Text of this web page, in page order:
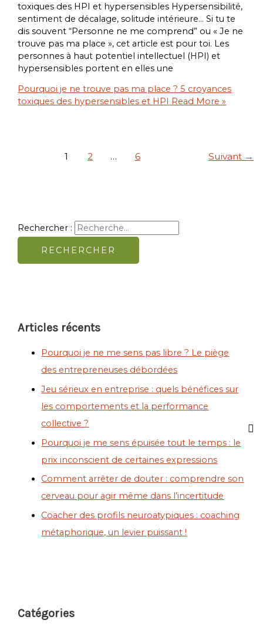
toxiques des HPI et hypersensibles Hypersensibilité,
sentiment de décalage, solitude intérieure… Si tu te
dis souvent “Personne ne me comprend” ou « Je ne
trouve pas ma place », cet article est pour toi. Les
personnes à haut potentiel intellectuel (HPI) et
hypersensibles portent en elles une
Pourquoi je ne trouve pas ma place ? 5 croyances
toxiques des hypersensibles et HPI
Read More »
1 2 … 6 Suivant →
Rechercher :
Articles récents
Pourquoi je ne me sens pas libre ? Le piège
des entrepreneuses débordées
Jeu sérieux en entreprise : quels bénéfices sur
les comportements et la performance
collective ?
Pourquoi je me sens épuisée tout le temps : le
prix inconscient de certaines expressions
Comment arrêter de douter : comprendre son
cerveau pour agir même dans l’incertitude
Coacher des profils neuroatypiques : coaching
métaphorique, un levier puissant !
Catégories